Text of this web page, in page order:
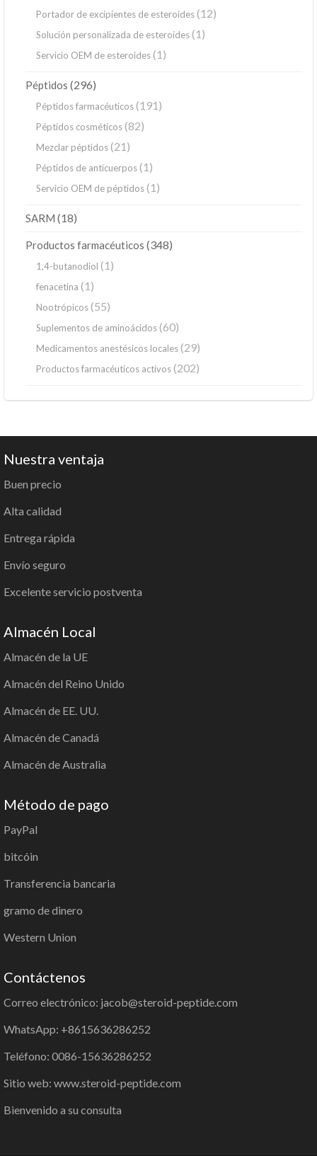
Portador de excipientes de esteroides(12)
Solución personalizada de esteroides(1)
Servicio OEM de esteroides(1)
Péptidos (296)
Péptidos farmacéuticos(191)
Péptidos cosméticos(82)
Mezclar péptidos(21)
Péptidos de anticuerpos(1)
Servicio OEM de péptidos(1)
SARM (18)
Productos farmacéuticos (348)
1,4-butanodiol (1)
fenacetina (1)
Nootrópicos(55)
Suplementos de aminoácidos(60)
Medicamentos anestésicos locales(29)
Productos farmacéuticos activos(202)
Nuestra ventaja
Buen precio
Alta calidad
Entrega rápida
Envío seguro
Excelente servicio postventa
Almacén Local
Almacén de la UE
Almacén del Reino Unido
Almacén de EE. UU.
Almacén de Canadá
Almacén de Australia
Método de pago
PayPal
bitcóin
Transferencia bancaria
gramo de dinero
Western Union
Contáctenos
Correo electrónico: jacob@steroid-peptide.com
WhatsApp: +8615636286252
Teléfono: 0086-15636286252
Sitio web: www.steroid-peptide.com
Bienvenido a su consulta